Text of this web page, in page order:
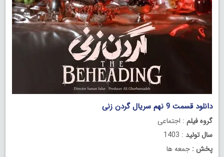
دانلود قسمت 9 نهم سریال گردن زنی
گروه فیلم : اجتماعی
سال تولید : 1403
پخش : جمعه ها